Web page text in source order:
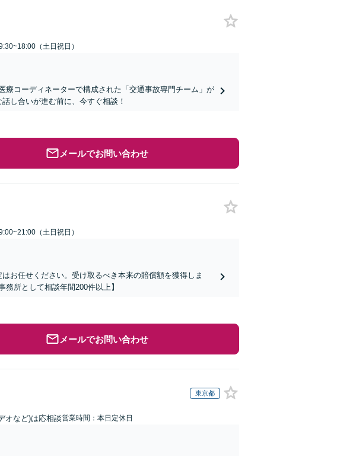
（土日祝日）
療コーディネーターで構成された「交通事故専門チーム」が
し合いが進む前に、今すぐ相談！
メールでお問い合わせ
（土日祝日）
お任せください。受け取るべき本来の賠償額を獲得しま
所として相談年間200件以上】
メールでお問い合わせ
東京都
オなど)は応相談営業時間：本日定休日